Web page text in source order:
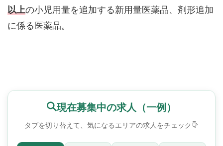
以上の小児用量を追加する新用量医薬品、剤形追加
に係る医薬品。
現在募集中の求人（一例）
タブを切り替えて、気になるエリアの求人をチェック